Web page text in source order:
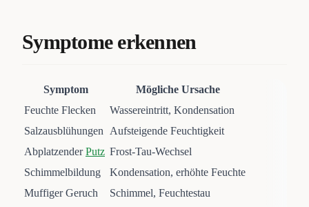
Symptome erkennen
Symptom
Mögliche Ursache
Feuchte Flecken
Wassereintritt, Kondensation
Salzausblühungen
Aufsteigende Feuchtigkeit
AbplatzenderPutz Frost-Tau-Wechsel
Schimmelbildung
Kondensation, erhöhte Feuchte
Muffiger Geruch
Schimmel, Feuchtestau